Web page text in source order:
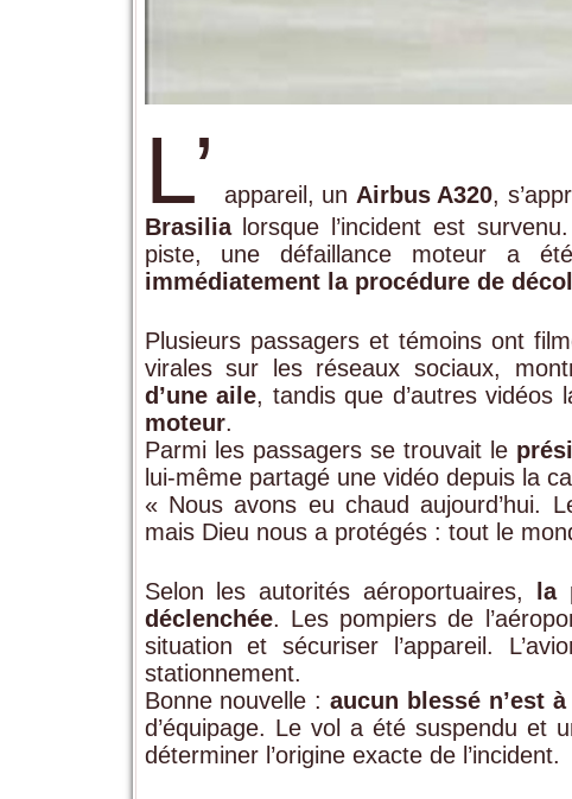
L’ appareil, un Airbus A320,
Brasilialorsque l’incident est
piste, une défaillance moteur a
immédiatement la procédure de
Plusieurs passagers et témoins ont
virales sur les réseaux sociaux,
d’une aile, tandis que d’autres vidéos
moteur.
Parmi les passagers se trouvait le
lui-même partagé une vidéo depuis la
« Nous avons eu chaud aujourd’hui.
mais Dieu nous a protégés : tout le
Selon les autorités aéroportuaires,
la
déclenchée. Les pompiers de
situation et sécuriser l’appareil.
stationnement.
Bonne nouvelle :aucun blessé n’est
d’équipage. Le vol a été suspendu et
déterminer l’origine exacte de l’incident.